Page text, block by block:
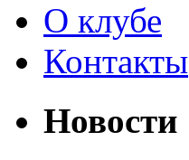
О клубе
Контакты
Новости